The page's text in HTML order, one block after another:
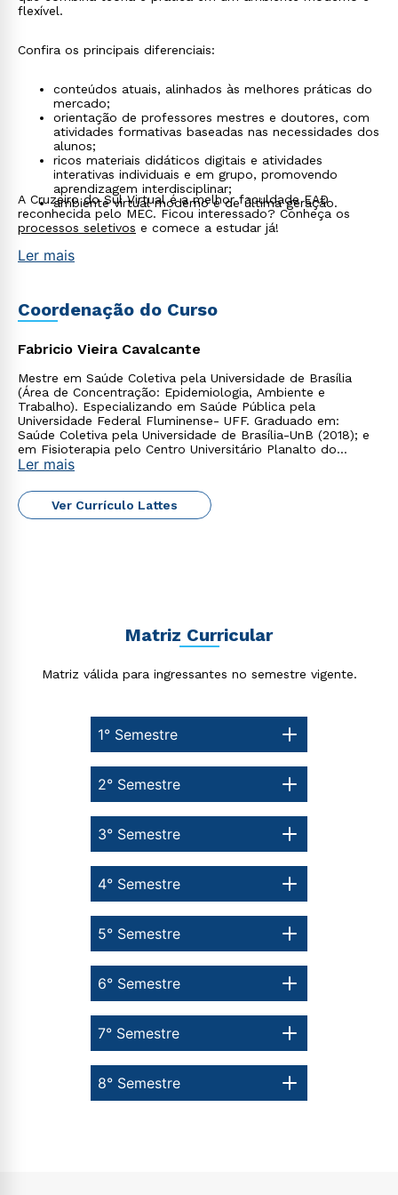
Design de jogos e brinquedos terapêuticos
flexível.
Confira os principais diferenciais:
conteúdos atuais, alinhados às melhores práticas do
mercado;
orientação de professores mestres e doutores, com
atividades formativas baseadas nas necessidades dos
alunos;
ricos materiais didáticos digitais e atividades
interativas individuais e em grupo, promovendo
aprendizagem interdisciplinar;
ambiente virtual moderno e de última geração.
A Cruzeiro do Sul Virtual é a melhor faculdade EAD
reconhecida pelo MEC. Ficou interessado? Conheça os
processos seletivos e comece a estudar já!
Ler mais
Coordenação do Curso
Fabricio Vieira Cavalcante
Mestre em Saúde Coletiva pela Universidade de Brasília
(Área de Concentração: Epidemiologia, Ambiente e
Trabalho). Especializando em Saúde Pública pela
Universidade Federal Fluminense- UFF. Graduado em:
Saúde Coletiva pela Universidade de Brasília-UnB (2018); e
em Fisioterapia pelo Centro Universitário Planalto do
Distrito Federal (2017).
Ler mais
Ver Currículo Lattes
Matriz Curricular
Matriz válida para ingressantes no semestre vigente.
1° Semestre
8° Semestre
7° Semestre
6° Semestre
5° Semestre
4° Semestre
3° Semestre
2° Semestre
Rápido e fácil
WhatsApp
ou
Estou de acordo com aPolítica de Privacidade.
autorizo que meus dados sejam utilizados para o